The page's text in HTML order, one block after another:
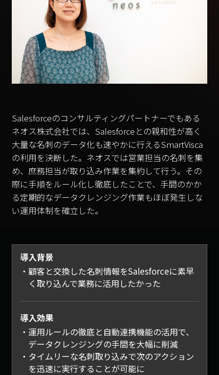
Salesforceのコンサルティングパートナーでもある
ネオス株式会社では、Salesforceとの親和性が高く
大量な名刺のデータ化も速やかに行えるSmartVisca
の利用を決断した。ネオスでは営業担当の名刺を集
め、庶務担当が取り込み作業を集約して行う。その
際に手順をルール化し徹底したことで、手間のかか
る定期的なデータクレンジング作業もほぼ発生しな
い運用体制を確立した。
導入背景
顧客と交換した名刺情報をSalesforceに素早
く取り込んで業務に活用したかった
導入効果
運用ルールの徹底と自動連携機能の活用で、
データクレンジングの手間を大幅に削減
タイムリーな名刺取り込みで次のアクション
を迅速に実行することが可能に